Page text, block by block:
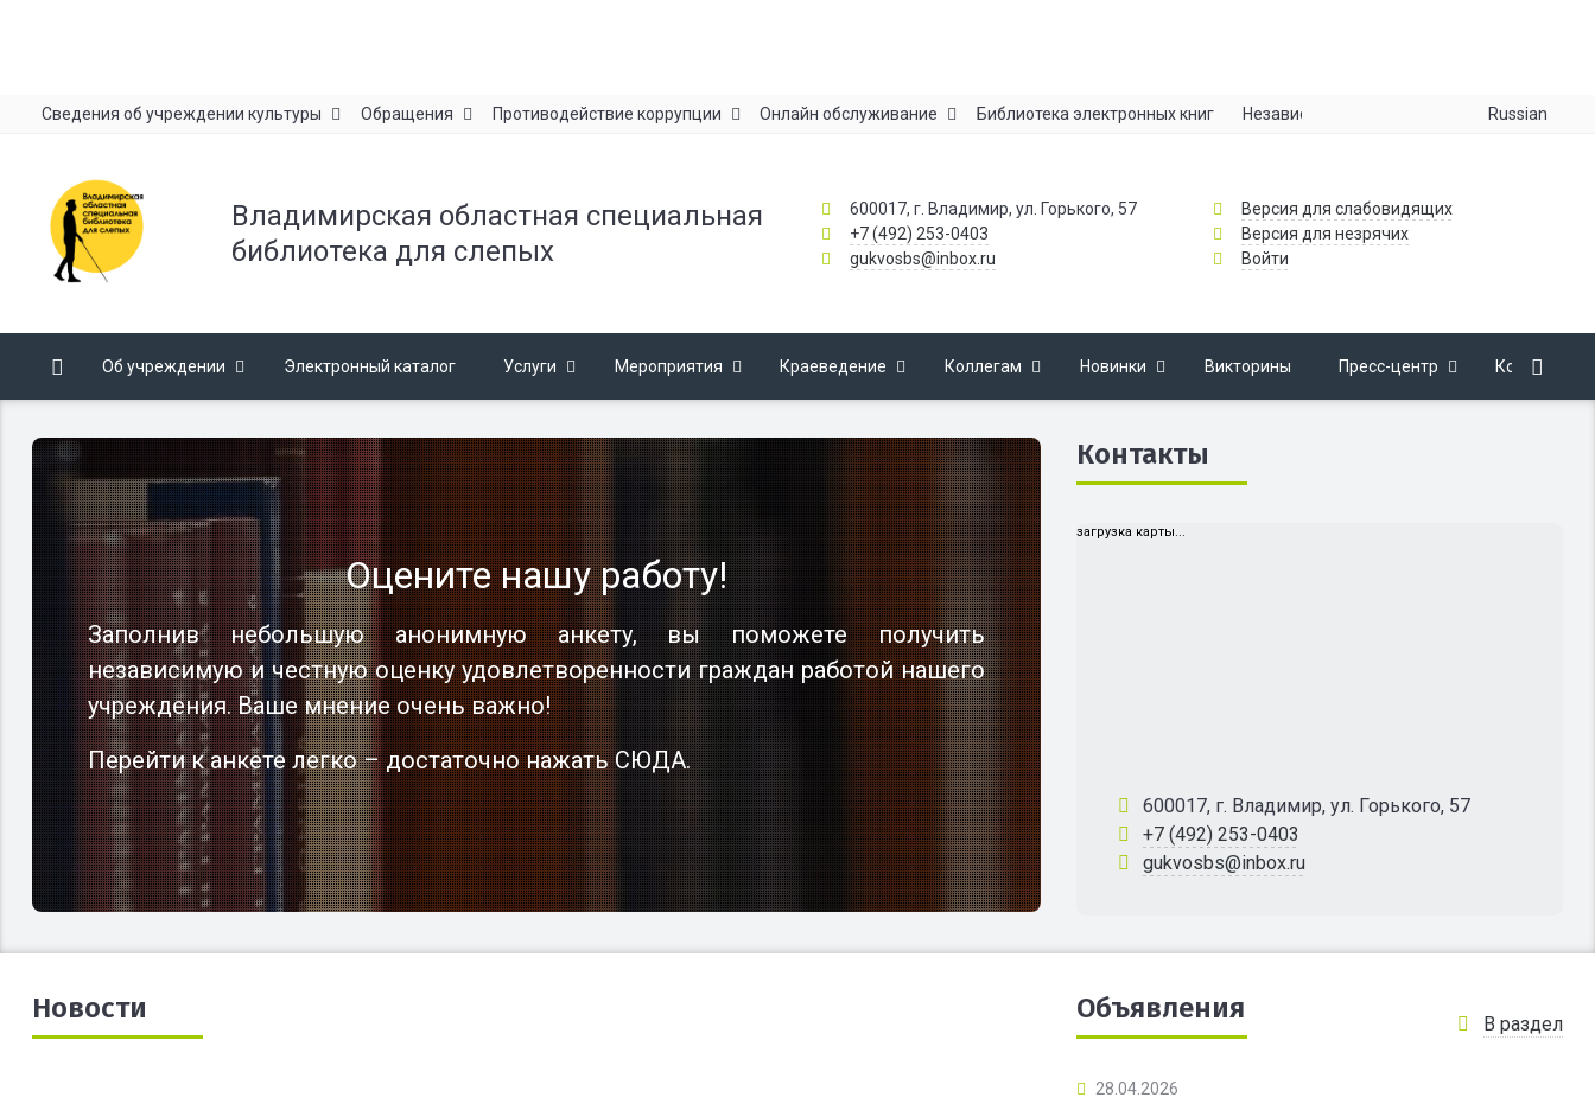
Сведения об учреждении культуры Обращения Противодействие коррупции Онлайн обслуживание Библиотека электронных книг Независимая оценка качества Russian
Владимирская областная специальная
библиотека для слепых
600017, г. Владимир, ул. Горького, 57
+7 (492) 253-0403
gukvosbs@inbox.ru
Версия для слабовидящих
Версия для незрячих
Войти
Об учреждении Электронный каталог Услуги Мероприятия Краеведение Коллегам Новинки Викторины Пресс-центр Контакты
Оцените нашу работу!
Заполнив небольшую анонимную анкету, вы поможете получить
независимую и честную оценку удовлетворенности граждан работой нашего
учреждения. Ваше мнение очень важно!
Перейти к анкете легко – достаточно нажать СЮДА.
Контакты
загрузка карты...
600017, г. Владимир, ул. Горького, 57
+7 (492) 253-0403
gukvosbs@inbox.ru
Новости Объявления В раздел
28.04.2026